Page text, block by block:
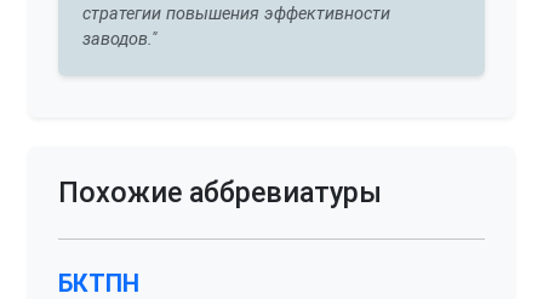
стратегии повышения эффективности
заводов."
Похожие аббревиатуры
БКТПН